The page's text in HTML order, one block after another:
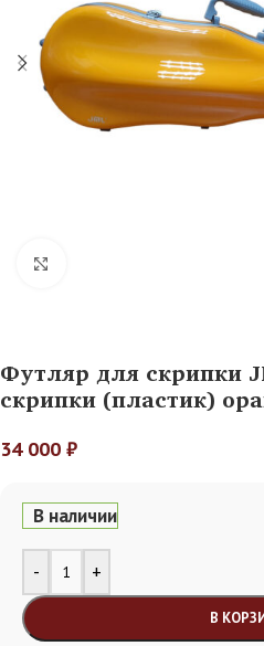
Футляр для скрипки
скрипки (пластик)
34 000 ₽
В наличии
- +
В
Alternative: